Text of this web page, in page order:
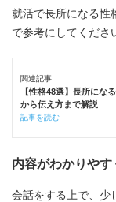
就活で長所になる性
で参考にしてくださ
関連記事
【性格48選】長所にな
から伝え方まで解説
記事を読む
内容がわかりや
会話をする上で、少